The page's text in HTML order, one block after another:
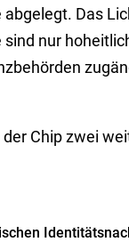
Das
sind nur
Chip zwei